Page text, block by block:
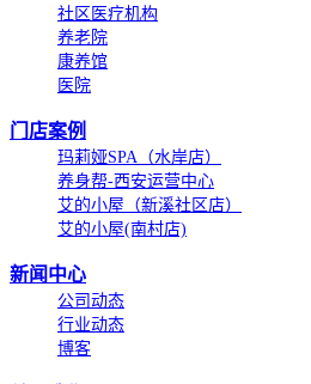
社区医疗机构
养老院
康养馆
医院
门店案例
玛莉娅SPA（水岸店）
养身帮-西安运营中心
艾的小屋（新溪社区店）
艾的小屋(南村店)
新闻中心
公司动态
行业动态
博客